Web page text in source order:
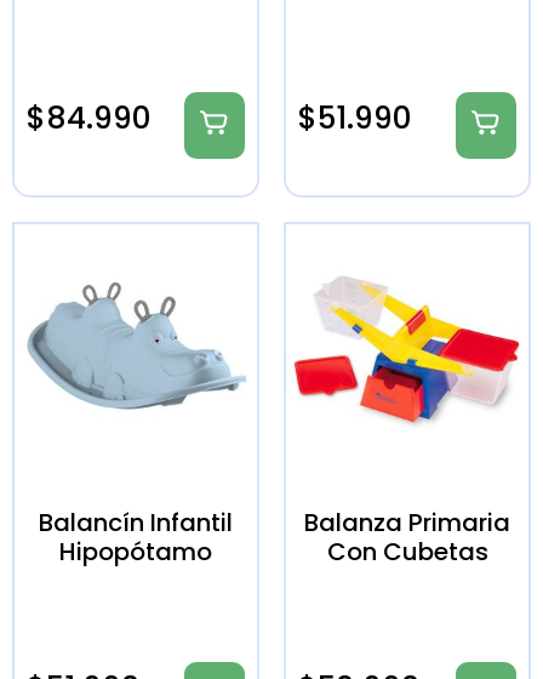
$84.990 $51.990
Balancín Infantil
Hipopótamo
Balanza Primaria
Con Cubetas